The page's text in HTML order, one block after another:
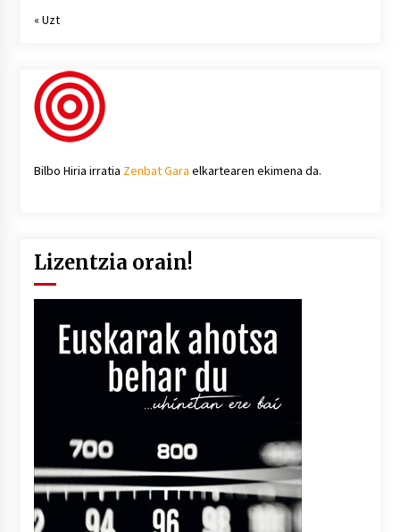
« Uzt
Bilbo Hiria irratia Zenbat Gara elkartearen ekimena da.
Lizentzia orain!